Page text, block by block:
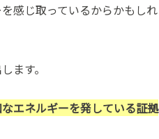
感じ取っているからかもしれ
ます。
エネルギーを発している証拠